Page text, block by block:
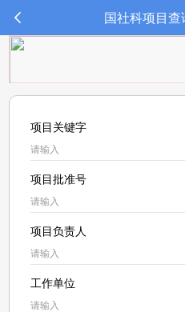
国社科项目
项目关键字
项目批准号
项目负责人
工作单位